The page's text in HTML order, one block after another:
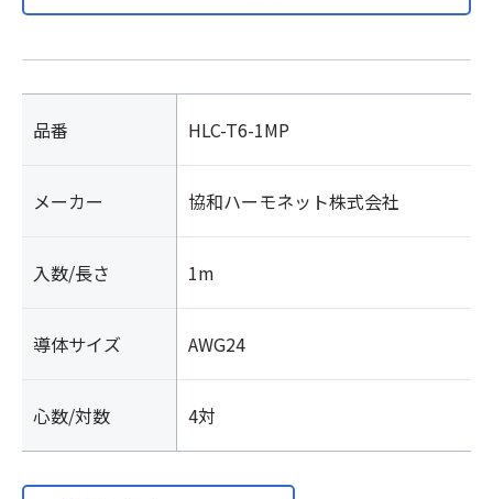
品番 HLC-T6-1MP
メーカー 協和ハーモネット株式会社
入数/長さ 1m
導体サイズ AWG24
心数/対数 4対